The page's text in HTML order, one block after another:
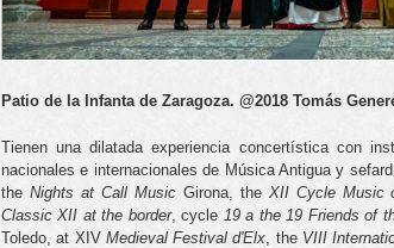
Patio de la Infanta de Zaragoza. @2018 Tomás
Tienen una dilatada experiencia concertística con
nacionales e internacionales de Música Antigua y
the Nights at Call MusicGirona, the XII Cycle Music
Classic XII at the border, cycle 19 a the 19 Friends of
Toledo, at XIV Medieval Festival d'Elx , the VIII